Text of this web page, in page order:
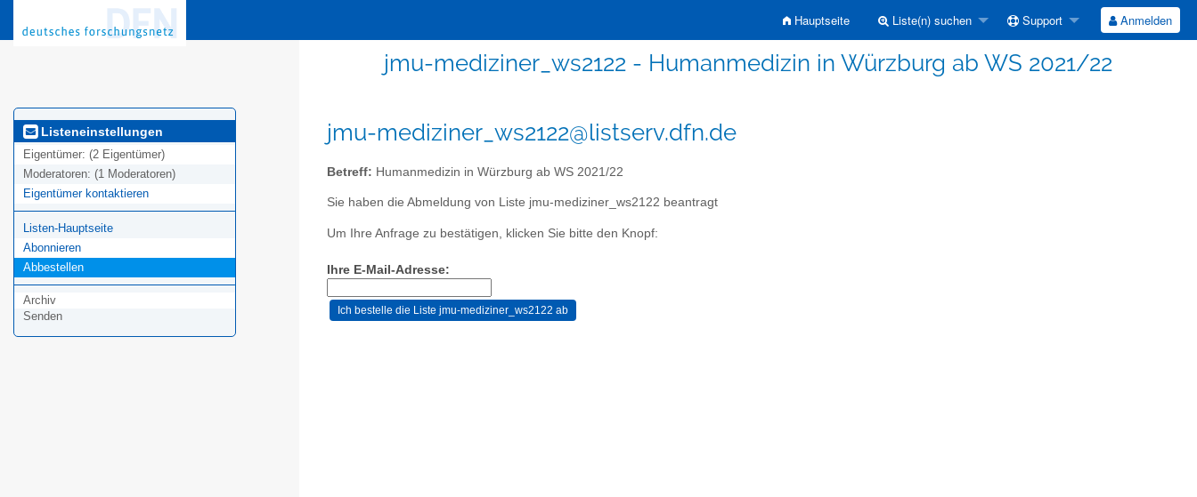
Hauptseite Liste(n) suchen Support Anmelden
jmu-mediziner_ws2122 - Humanmedizin in Würzburg ab WS 2021/22
Listeneinstellungen
Eigentümer: (2 Eigentümer)
Moderatoren: (1 Moderatoren)
Eigentümer kontaktieren
Listen-Hauptseite
Abonnieren
Abbestellen
Archiv
Senden
jmu-mediziner_ws2122@listserv.dfn.de
Betreff: Humanmedizin in Würzburg ab WS 2021/22
Sie haben die Abmeldung von Liste jmu-mediziner_ws2122 beantragt
Um Ihre Anfrage zu bestätigen, klicken Sie bitte den Knopf:
Ihre E-Mail-Adresse: